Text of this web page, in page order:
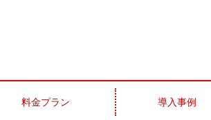
料金プラン 導入事例